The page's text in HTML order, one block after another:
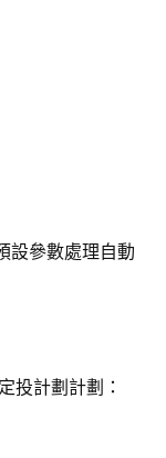
設參數處理自動
投計劃計劃：